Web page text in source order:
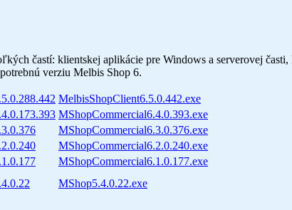
častí: klientskej aplikácie pre Windows a serverovej
verziu Melbis Shop 6.
MelbisShopClient6.5.0.442.exe
MShopCommercial6.4.0.393.exe
MShopCommercial6.3.0.376.exe
MShopCommercial6.2.0.240.exe
MShopCommercial6.1.0.177.exe
MShop5.4.0.22.exe